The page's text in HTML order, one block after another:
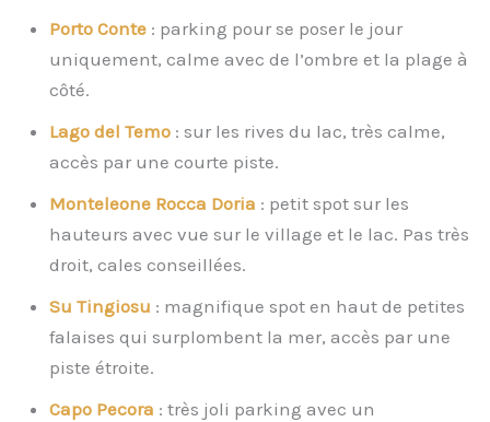
Porto Conte : parking pour se poser le jour
uniquement, calme avec de l’ombre et la plage à
côté.
Lago del Temo : sur les rives du lac, très calme,
accès par une courte piste.
Monteleone Rocca Doria : petit spot sur les
hauteurs avec vue sur le village et le lac. Pas très
droit, cales conseillées.
Su Tingiosu : magnifique spot en haut de petites
falaises qui surplombent la mer, accès par une
piste étroite.
Capo Pecora : très joli parking avec un